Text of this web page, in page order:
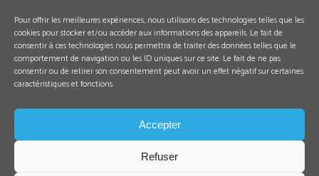
Pour offrir les meilleures expériences, nous utilisons des technologies telles que les
cookies pour stocker et/ou accéder aux informations des appareils. Le fait de
consentir à ces technologies nous permettra de traiter des données telles que le
comportement de navigation ou les ID uniques sur ce site. Le fait de ne pas
consentir ou de retirer son consentement peut avoir un effet négatif sur certaines
caractéristiques et fonctions.
Accepter
Refuser